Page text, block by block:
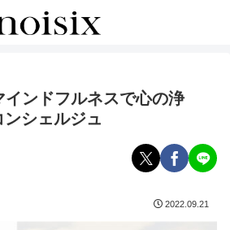
ンドフルネスで心の浄
シェルジュ
2022.09.21